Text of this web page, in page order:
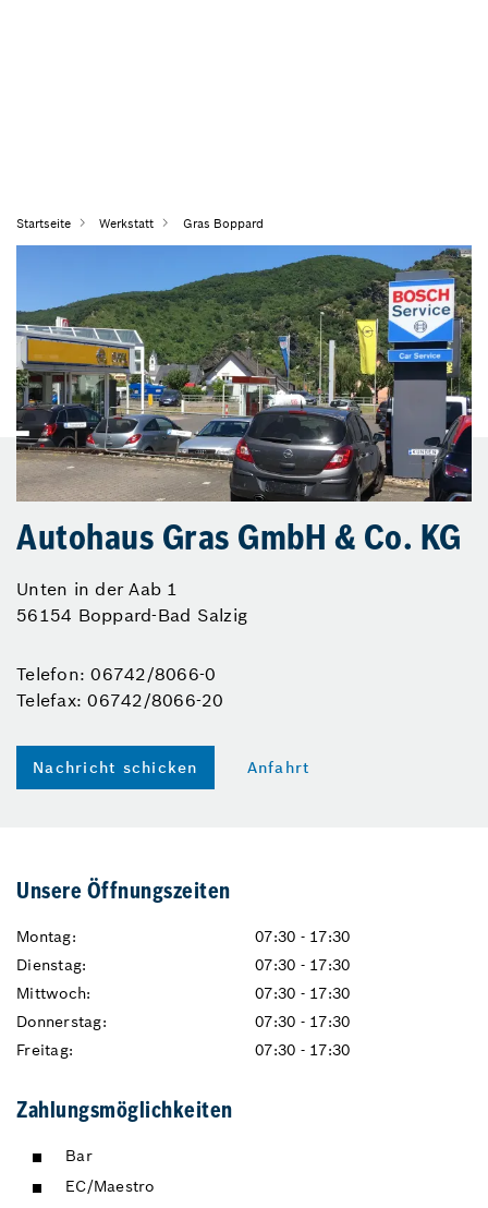
Startseite Werkstatt Gras Boppard
Autohaus Gras GmbH & Co. KG
Unten in der Aab 1
56154 Boppard-Bad Salzig
Telefon: 06742/8066-0
Telefax: 06742/8066-20
Nachricht schicken Anfahrt
Unsere Öffnungszeiten
Montag:
07:30 - 17:30
Dienstag:
07:30 - 17:30
Mittwoch:
07:30 - 17:30
Donnerstag:
07:30 - 17:30
Freitag:
07:30 - 17:30
Zahlungsmöglichkeiten
Bar
EC/Maestro